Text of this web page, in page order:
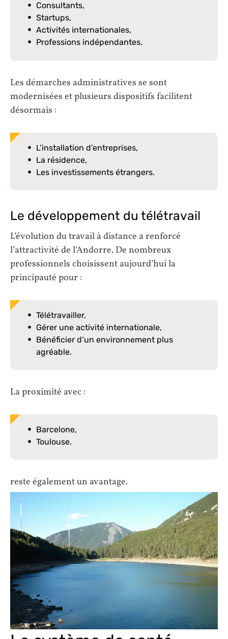
Consultants,
Startups,
Activités internationales,
Professions indépendantes.
Les démarches administratives se sont
modernisées et plusieurs dispositifs facilitent
désormais :
L’installation d’entreprises,
La résidence,
Les investissements étrangers.
Le développement du télétravail
L’évolution du travail à distance a renforcé
l’attractivité de l’Andorre. De nombreux
professionnels choisissent aujourd’hui la
principauté pour :
Télétravailler,
Gérer une activité internationale,
Bénéficier d’un environnement plus
agréable.
La proximité avec :
Barcelone,
Toulouse.
reste également un avantage.